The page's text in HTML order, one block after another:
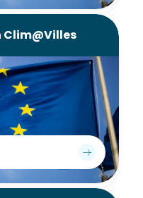
Clim@Villes
obligatoires)
déjà
que
voulez
ici.